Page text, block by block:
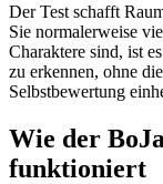
Der Test schafft
Sie normalerweise
Charaktere sind, ist
zu erkennen, ohne
Selbstbewertung
Wie der
funktioniert